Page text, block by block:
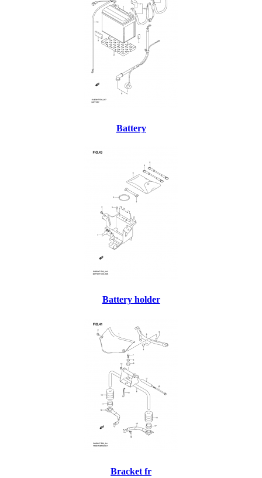
Battery
Battery holder
Bracket fr